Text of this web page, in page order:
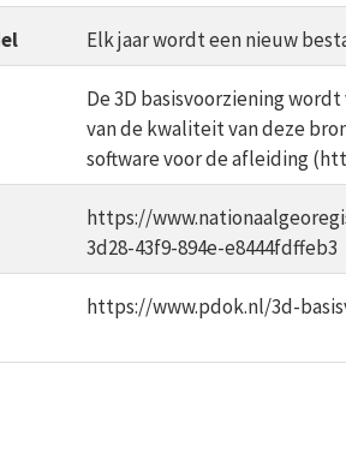
Elk jaar wordt een nieuw
De 3D basisvoorziening
van de kwaliteit van deze
software voor de afleiding
https://
3d28-43f9-894e-e8444fdffeb3
https://www.pdok.nl/3d-